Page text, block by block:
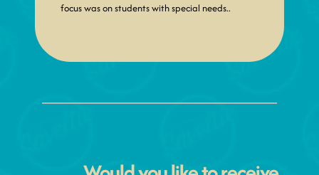
focus was on students with special needs..